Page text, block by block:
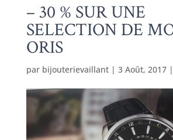
– 30 % SUR UNE
SELECTION DE
ORIS
par bijouterievaillant| 3 Août, 2017|